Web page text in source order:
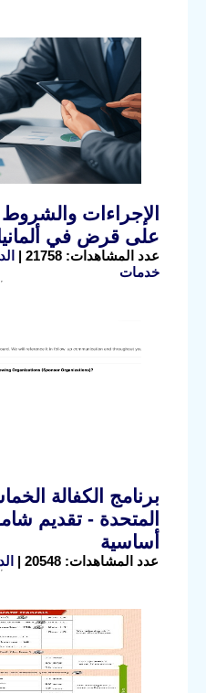
الإجراءات
على قرض في
عدد المشاهدات: 21758 |
خدمات
برنامج الكفالة
المتحدة - تقديم
أساسية
عدد المشاهدات: 20548 |